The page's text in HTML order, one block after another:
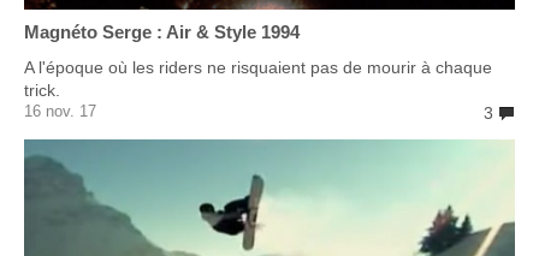
Magnéto Serge : Air & Style 1994
A l'époque où les riders ne risquaient pas de mourir à chaque
trick.
3
16 nov. 17